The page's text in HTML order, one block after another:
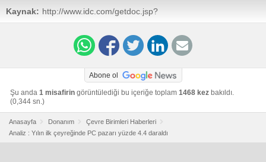
Kaynak: http://www.idc.com/getdoc.jsp?
containerId=prUS24794514
Abone ol
Şu anda 1 misafirin görüntülediği bu içeriğe toplam 1468 kez bakıldı.
(0,344 sn.)
Anasayfa Donanım
Çevre Birimleri Haberleri
Analiz : Yılın ilk çeyreğinde PC pazarı yüzde 4.4 daraldı